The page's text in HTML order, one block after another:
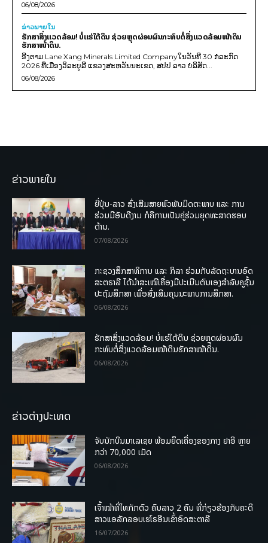
06/08/2026
ຂ່າວພາຍ​ໃນ
ຮັກສາສິ່ງແວດລ້ອມ! ບໍ່ແຮ່ໃຕ້ດິນ ຊ່ວຍຫຼຸດຜ່ອນຜົນກະທົບຕໍ່ສິ່ງແວດລ້ອມໜ້າດິນ
ຮັກສາໜ້າດິນ.
ອີງຕາມ Lane Xang Minerals Limited Companyໃນວັນທີ 30 ກໍລະກົດ
2026 ທີ່ເມືອງວິລະບູລີ ແຂວງສະຫວັນນະເຂດ, ສປປ ລາວ ບໍລິສັດ...
06/08/2026
ຂ່າວພາຍໃນ
ຍີ່ປຸ່ນ-ລາວ ສົ່ງເສີມສາຍພົວພັນມິດຕະພາບ ແລະ ການ
ຮ່ວມມືອັນດີງາມ ກໍຄືການເປັນຄູ່ຮ່ວມຍຸດທະສາດຮອບ
ດ້ານ.
07/08/2026
ກະຊວງສຶກສາທິການ ແລະ ກິລາ ຮ່ວມກັບລັດຖະບານອົດ
ສະຕຣາລີ ໄດ້ນຳສະເໜີເຄື່ອງມືປະເມີນຕົນເອງສຳລັບຄູຊັ້ນ
ປະຖົມສຶກສາ ເພື່ອສົ່ງເສີມຄຸນນະພາບການສຶກສາ.
06/08/2026
ຮັກສາສິ່ງແວດລ້ອມ! ບໍ່ແຮ່ໃຕ້ດິນ ຊ່ວຍຫຼຸດຜ່ອນຜົນ
ກະທົບຕໍ່ສິ່ງແວດລ້ອມໜ້າດິນຮັກສາໜ້າດິນ.
06/08/2026
ຂ່າວຕ່າງປະເທດ
ຈັບນັກບິນມາເລເຊຍ ພ້ອມຍຶດເຄື່ອງຂອງກາງ ຢາອີ ຫຼາຍ
ກວ່າ 70,000 ເມັດ
06/08/2026
ເຈົ້າໜ້າທີ່ໄທກັກຕົວ ຄົນລາວ 2 ຄົນ ທີ່ກ່ຽວຂ້ອງກັບຄະດີ
ສາວແອລັກລອບເຮໂຣອີນເຂົ້າອົດສະຕາລີ
16/07/2026